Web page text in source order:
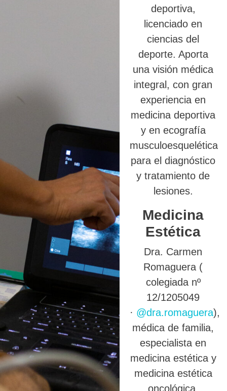
deportiva,
licenciado en
ciencias del
deporte. Aporta
una visión médica
integral, con gran
experiencia en
medicina deportiva
y en ecografía
musculoesquelética
para el diagnóstico
y tratamiento de
lesiones.
Medicina
Estética
Dra. Carmen
Romaguera (
colegiada nº
12/1205049
· @dra.romaguera),
médica de familia,
especialista en
medicina estética y
medicina estética
oncológica.